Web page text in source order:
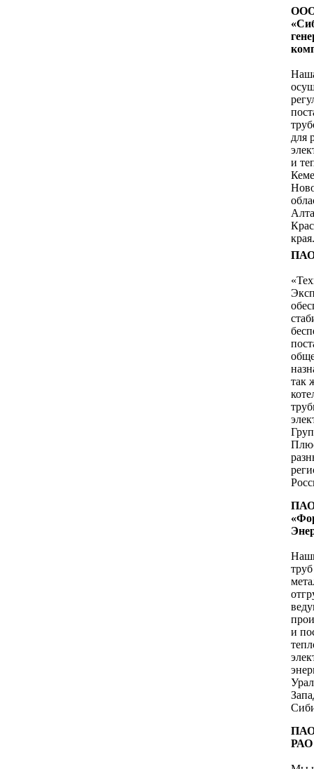
для
и
края.
так
и
ПАО